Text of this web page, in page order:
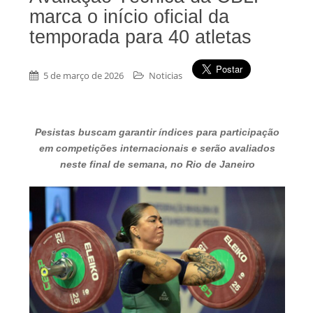
marca o início oficial da
temporada para 40 atletas
5 de março de 2026 Noticias
Pesistas buscam garantir índices para participação
em competições internacionais e serão avaliados
neste final de semana, no Rio de Janeiro